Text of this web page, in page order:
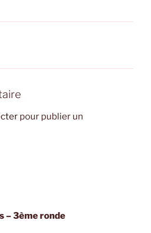
pour publier un
– 3ème ronde